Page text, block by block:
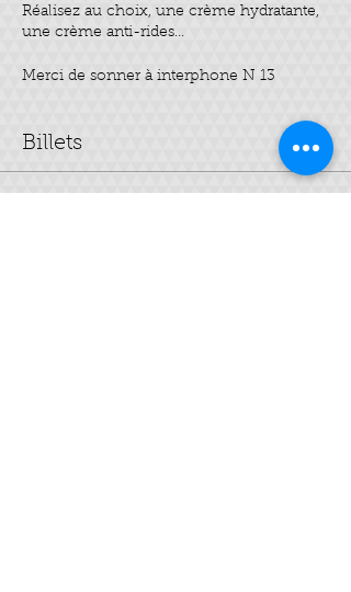
Réalisez au choix, une crème hydratante,
une crème anti-rides...
Merci de sonner à interphone N 13
Billets